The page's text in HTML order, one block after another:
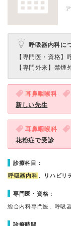
呼吸器内科に
【専門医・資格】
【専門外来】 禁煙
耳鼻咽喉科
新しい先生
耳鼻咽喉科
花粉症で受診
診療科目：
呼吸器内科 、リハビリ
専門医・資格：
総合内科専門医、呼吸
診療時間